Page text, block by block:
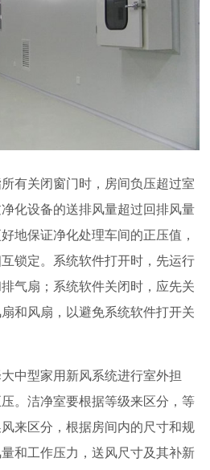
关闭窗门时，房间负压超过室
化设备的送排风量超过回排风量
地保证净化处理车间的正压值，
锁定。系统软件打开时，先运行
气扇；系统软件关闭时，应先关
和风扇，以避免系统软件打开关
型家用新风系统进行室外担
。洁净室要根据等级来区分，等
来区分，根据房间内的尺寸和规
和工作压力，送风尺寸及其补新